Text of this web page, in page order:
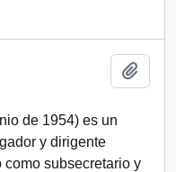
de 1954) es un
y dirigente
subsecretario y